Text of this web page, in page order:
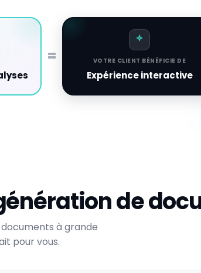
= VOTRE CLIENT BÉNÉFICIE DE
Expérience interactive
de
documents à grande
pour vous.